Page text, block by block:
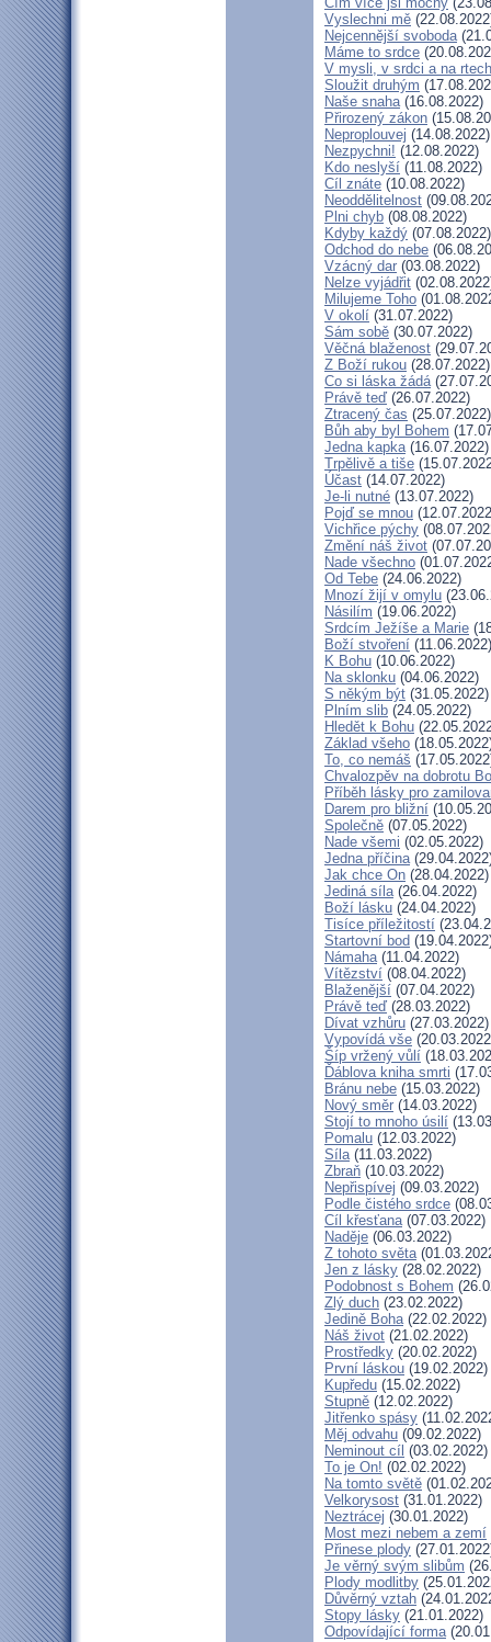
Vyslechni mě
Nejcennější svoboda
Máme to srdce
V mysli, v srdci a na rtech
Sloužit druhým
Naše snaha(16.08.2022)
Přirozený zákon
Neproplouvej (14.08.2022)
Nezpychni! (12.08.2022)
Kdo neslyší (11.08.2022)
Cíl znáte (10.08.2022)
Neoddělitelnost
Plni chyb (08.08.2022)
Kdyby každý (07.08.2022)
Odchod do nebe
Vzácný dar (03.08.2022)
Nelze vyjádřit
Milujeme Toho
V okolí (31.07.2022)
Sám sobě (30.07.2022)
Věčná blaženost
Z Boží rukou (28.07.2022)
Co si láska žádá
Právě teď (26.07.2022)
Ztracený čas (25.07.2022)
Bůh aby byl Bohem
Jedna kapka(16.07.2022)
Trpělivě a tiše
Účast (14.07.2022)
Je-li nutné (13.07.2022)
Pojď se mnou
Vichřice pýchy
Změní náš život
Nade všechno
Od Tebe (24.06.2022)
Mnozí žijí v omylu
Násilím (19.06.2022)
Srdcím Ježíše a Marie
Boží stvoření (11.06.2022)
K Bohu (10.06.2022)
Na sklonku (04.06.2022)
S někým být (31.05.2022)
Plním slib (24.05.2022)
Hledět k Bohu
Základ všeho
To, co nemáš
Chvalozpěv na dobrotu
Příběh lásky pro
Darem pro bližní
Společně (07.05.2022)
Nade všemi (02.05.2022)
Jedna příčina
Jak chce On (28.04.2022)
Jediná síla(26.04.2022)
Boží lásku (24.04.2022)
Tisíce příležitostí
Startovní bod
Námaha(11.04.2022)
Vítězství (08.04.2022)
Blaženější (07.04.2022)
Právě teď (28.03.2022)
Dívat vzhůru (27.03.2022)
Vypovídá vše
Šíp vržený vůlí
Ďáblova kniha smrti
Bránu nebe (15.03.2022)
Nový směr (14.03.2022)
Stojí to mnoho úsilí
Pomalu (12.03.2022)
Síla(11.03.2022)
Zbraň (10.03.2022)
Nepřispívej (09.03.2022)
Podle čistého srdce
Cíl křesťana(07.03.2022)
Naděje (06.03.2022)
Z tohoto světa
Jen z lásky (28.02.2022)
Podobnost s Bohem
Zlý duch (23.02.2022)
Jedině Boha(22.02.2022)
Náš život (21.02.2022)
Prostředky (20.02.2022)
První láskou (19.02.2022)
Kupředu (15.02.2022)
Stupně (12.02.2022)
Jitřenko spásy
Měj odvahu (09.02.2022)
Neminout cíl (03.02.2022)
To je On! (02.02.2022)
Na tomto světě
Velkorysost (31.01.2022)
Neztrácej (30.01.2022)
Most mezi nebem a zemí
Přinese plody
Je věrný svým slibům
Plody modlitby
Důvěrný vztah
Stopy lásky (21.01.2022)
Odpovídající forma